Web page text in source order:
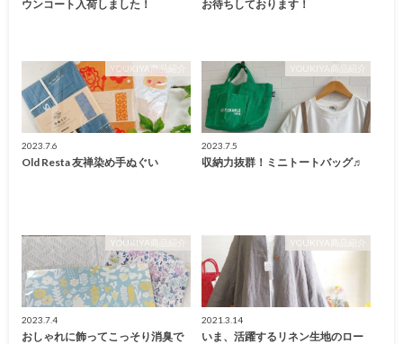
ウンコート入荷しました！
お待ちしております！
YOUKIYA商品紹介
2023.7.6
Old Resta 友禅染め手ぬぐい
YOUKIYA商品紹介
2023.7.5
収納力抜群！ミニトートバッグ♬
YOUKIYA商品紹介
2023.7.4
おしゃれに飾ってこっそり消臭で
YOUKIYA商品紹介
2021.3.14
いま、活躍するリネン生地のロー